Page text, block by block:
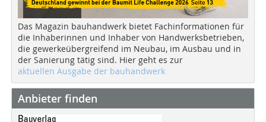
Das Magazin bauhandwerk bietet Fachinformationen für
die Inhaberinnen und Inhaber von Handwerksbetrieben,
die gewerkeübergreifend im Neubau, im Ausbau und in
der Sanierung tätig sind. Hier geht es zur
aktuellen Ausgabe der bauhandwerk
Anbieter finden